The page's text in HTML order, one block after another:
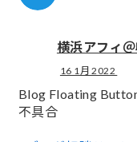
横浜アフィ
16 1月 2022
Blog Floating
不具合